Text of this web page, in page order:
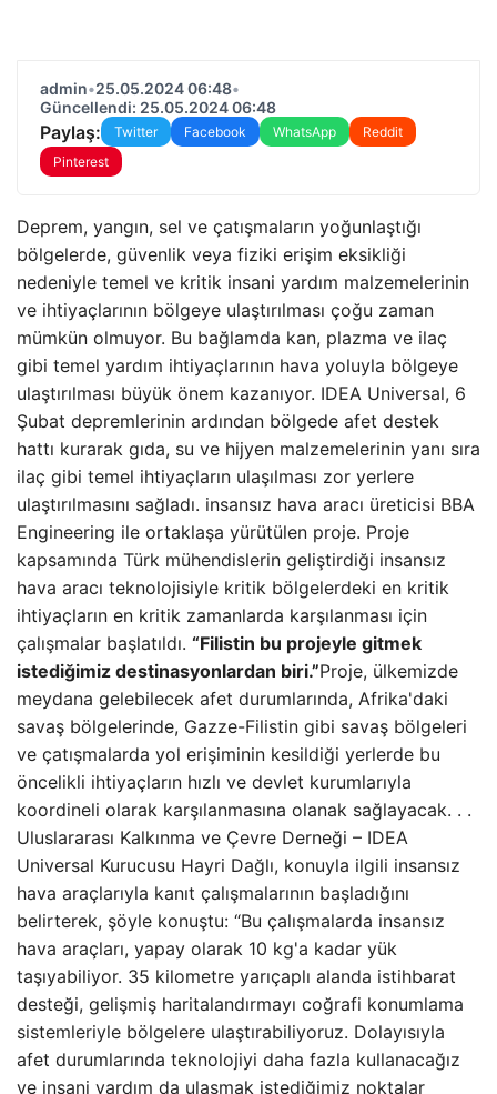
admin•25.05.2024 06:48•
Güncellendi: 25.05.2024 06:48
Paylaş: Twitter Facebook WhatsApp
Reddit
Pinterest
Deprem, yangın, sel ve çatışmaların yoğunlaştığı
bölgelerde, güvenlik veya fiziki erişim eksikliği
nedeniyle temel ve kritik insani yardım malzemelerinin
ve ihtiyaçlarının bölgeye ulaştırılması çoğu zaman
mümkün olmuyor. Bu bağlamda kan, plazma ve ilaç
gibi temel yardım ihtiyaçlarının hava yoluyla bölgeye
ulaştırılması büyük önem kazanıyor. IDEA Universal, 6
Şubat depremlerinin ardından bölgede afet destek
hattı kurarak gıda, su ve hijyen malzemelerinin yanı sıra
ilaç gibi temel ihtiyaçların ulaşılması zor yerlere
ulaştırılmasını sağladı. insansız hava aracı üreticisi BBA
Engineering ile ortaklaşa yürütülen proje. Proje
kapsamında Türk mühendislerin geliştirdiği insansız
hava aracı teknolojisiyle kritik bölgelerdeki en kritik
ihtiyaçların en kritik zamanlarda karşılanması için
çalışmalar başlatıldı. “Filistin bu projeyle gitmek
istediğimiz destinasyonlardan biri.”Proje, ülkemizde
meydana gelebilecek afet durumlarında, Afrika'daki
savaş bölgelerinde, Gazze-Filistin gibi savaş bölgeleri
ve çatışmalarda yol erişiminin kesildiği yerlerde bu
öncelikli ihtiyaçların hızlı ve devlet kurumlarıyla
koordineli olarak karşılanmasına olanak sağlayacak. . .
Uluslararası Kalkınma ve Çevre Derneği – IDEA
Universal Kurucusu Hayri Dağlı, konuyla ilgili insansız
hava araçlarıyla kanıt çalışmalarının başladığını
belirterek, şöyle konuştu: “Bu çalışmalarda insansız
hava araçları, yapay olarak 10 kg'a kadar yük
taşıyabiliyor. 35 kilometre yarıçaplı alanda istihbarat
desteği, gelişmiş haritalandırmayı coğrafi konumlama
sistemleriyle bölgelere ulaştırabiliyoruz. Dolayısıyla
afet durumlarında teknolojiyi daha fazla kullanacağız
ve insani yardım da ulaşmak istediğimiz noktalar